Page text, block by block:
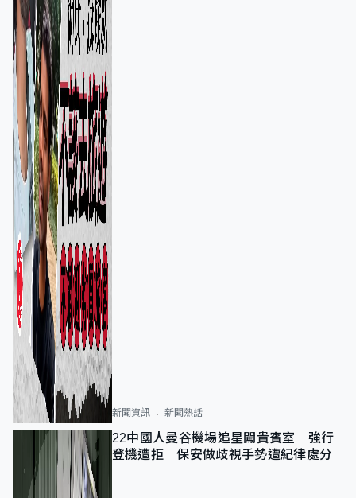
新聞資訊 新聞熱話
22中國人曼谷機場追星闖貴賓室 強行
登機遭拒 保安做歧視手勢遭紀律處分